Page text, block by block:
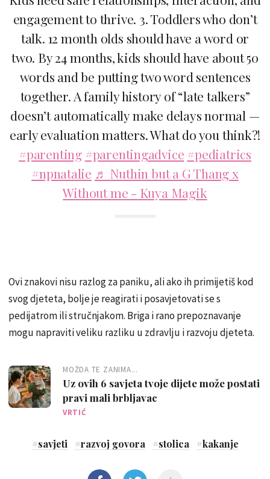
engagement to thrive. 3. Toddlers who don’t
talk. 12 month olds should have a word or
two. By 24 months, kids should have about 50
words and be putting two word sentences
together. A family history of “late talkers”
doesn’t automatically make delays normal —
early evaluation matters. What do you think?!
#parenting #parentingadvice #pediatrics
#npnatalie ♬ Nuthin but a G Thang x
Without me - Kuya Magik
Ovi znakovi nisu razlog za paniku, ali ako ih primijetiš kod
svog djeteta, bolje je reagirati i posavjetovati se s
pedijatrom ili stručnjakom. Briga i rano prepoznavanje
mogu napraviti veliku razliku u zdravlju i razvoju djeteta.
MOŽDA TE ZANIMA...
Uz ovih 6 savjeta tvoje dijete može postati
pravi mali brbljavac
VRTIĆ
#savjeti #razvoj govora #stolica #kakanje